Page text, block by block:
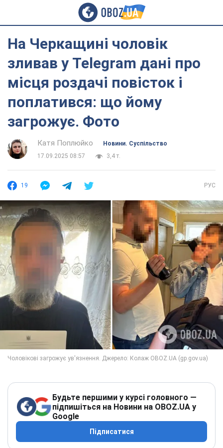
На Черкащині чоловік
зливав у Telegram дані про
місця роздачі повісток і
поплатився: що йому
загрожує. Фото
Катя Поплюйко
Новини. Суспільство
17.09.2025 08:57
3,4 т.
19 РУС
Будьте першими у курсі головного —
підпишіться на Новини на OBOZ.UA у
Google
Підписатися